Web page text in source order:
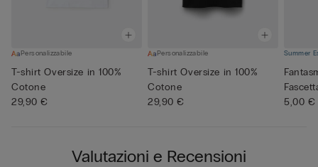
Personalizzabile
T-shirt Oversize in 100%
Cotone
29,90 €
Personalizzabile
T-shirt Oversize in 100%
Cotone
29,90 €
Summer
5,00 €
Valutazioni e Recensioni